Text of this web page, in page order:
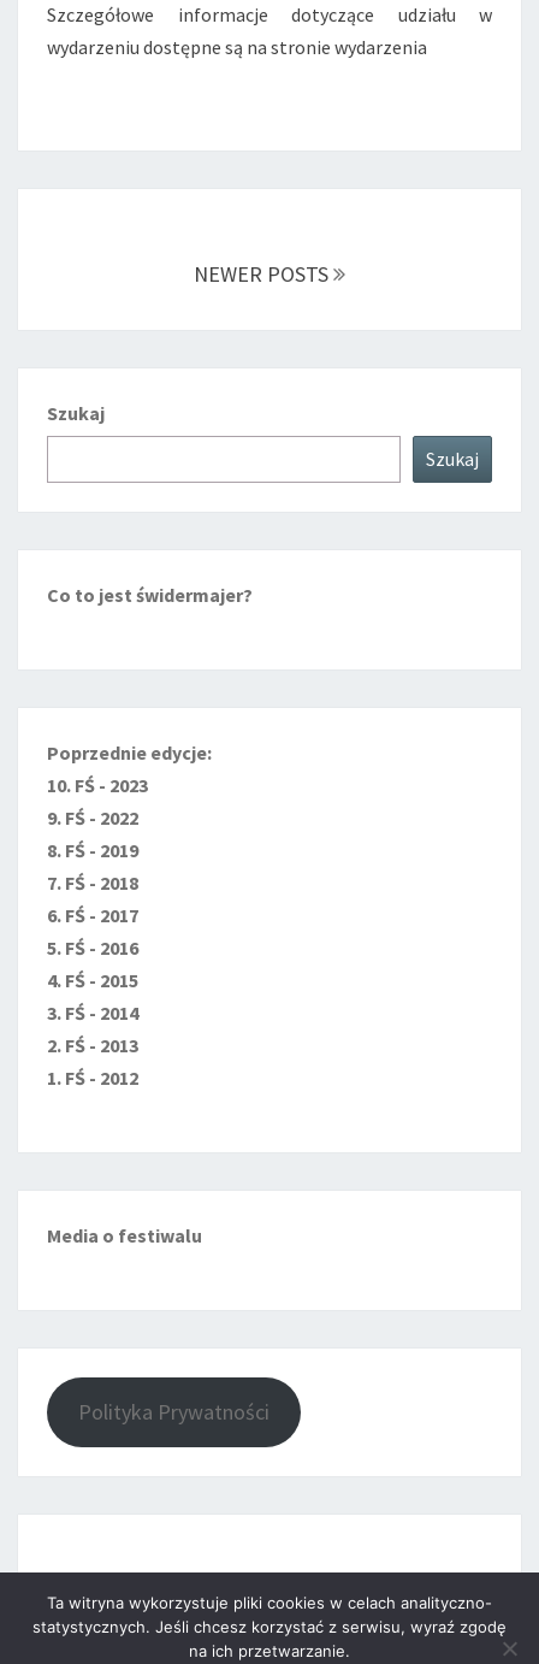
Szczegółowe informacje dotyczące udziału w
wydarzeniu dostępne są na stronie wydarzenia
NEWER POSTS
Szukaj
Szukaj
Co to jest świdermajer?
Poprzednie edycje:
10. FŚ - 2023
9. FŚ - 2022
8. FŚ - 2019
7. FŚ - 2018
6. FŚ - 2017
5. FŚ - 2016
4. FŚ - 2015
3. FŚ - 2014
2. FŚ - 2013
1. FŚ - 2012
Media o festiwalu
Polityka Prywatności
Ta witryna wykorzystuje pliki cookies w celach analityczno-
statystycznych. Jeśli chcesz korzystać z serwisu, wyraź zgodę
na ich przetwarzanie.